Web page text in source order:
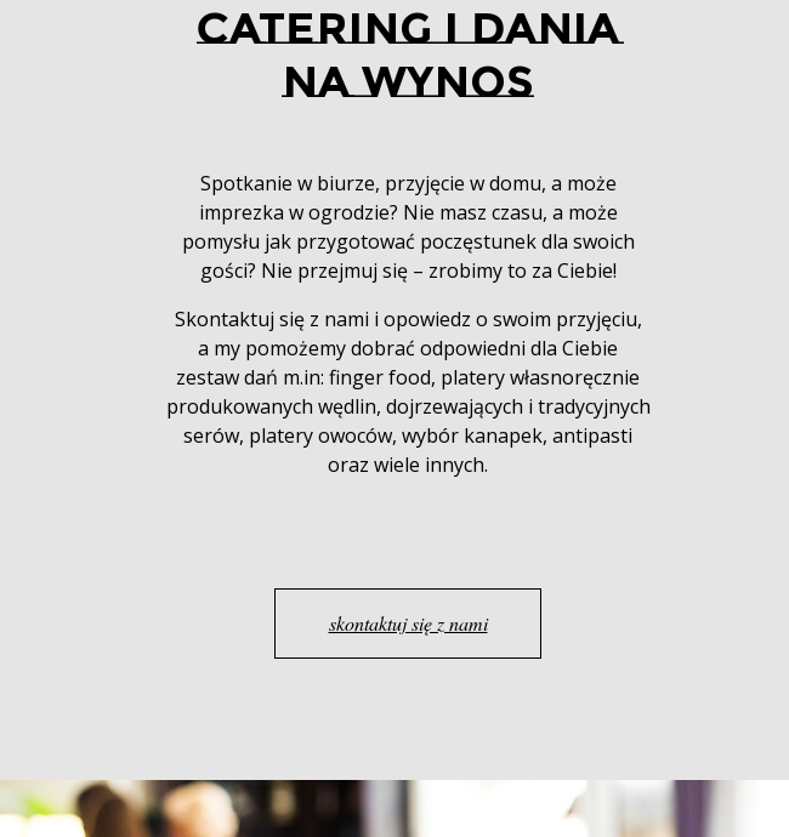
CATERING I DANIA
NA WYNOS
Spotkanie w biurze, przyjęcie w domu, a może
imprezka w ogrodzie? Nie masz czasu, a może
pomysłu jak przygotować poczęstunek dla swoich
gości? Nie przejmuj się – zrobimy to za Ciebie!
Skontaktuj się z nami i opowiedz o swoim przyjęciu,
a my pomożemy dobrać odpowiedni dla Ciebie
zestaw dań m.in: finger food, platery własnoręcznie
produkowanych wędlin, dojrzewających i tradycyjnych
serów, platery owoców, wybór kanapek, antipasti
oraz wiele innych.
skontaktuj się z nami